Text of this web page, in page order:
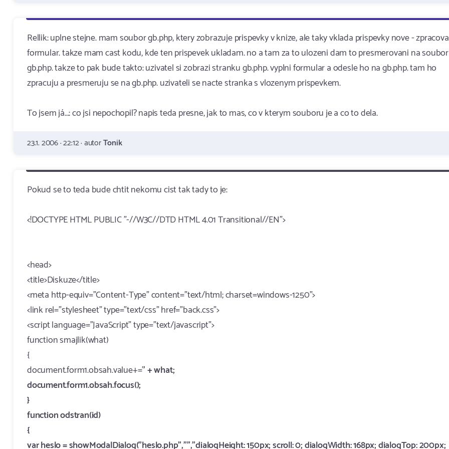
Rellik: uplne stejne. mam soubor gb.php, ktery zobrazuje prispevky v knize, ale taky vklada prispevky nove -
formular. takze mam cast kodu, kde ten prispevek ukladam. no a tam za to ulozeni dam to presmerovani na soubor
gb.php. takze to pak bude takto: uzivatel si zobrazi stranku gb.php. vyplni formular a odesle ho na gb.php. tam ho
zpracuju a presmeruju se na gb.php. uzivateli se nacte stranka s vlozenym prispevkem.
To jsem já...: co jsi nepochopil? napis teda presne, jak to mas, co v kterym souboru je a co to dela.
23.1. 2006 · 22:12 · autorTonik
Pokud se to teda bude chtit nekomu cist tak tady to je:
<!DOCTYPE HTML PUBLIC "-//W3C//DTD HTML 4.01 Transitional//EN">
<head>
<title>Diskuze</title>
<meta http-equiv="Content-Type" content="text/html; charset=windows-1250">
<link rel="stylesheet" type="text/css" href="back.css">
<script language="JavaScript" type="text/javascript">
function smajlik(what)
{
document.form1.obsah.value+='' + what;
document.form1.obsah.focus();
}
function odstran(id)
{
var heslo = showModalDialog("heslo.php","","dialogHeight: 150px; scroll: 0; dialogWidth: 168px; dialogTop: 200px;